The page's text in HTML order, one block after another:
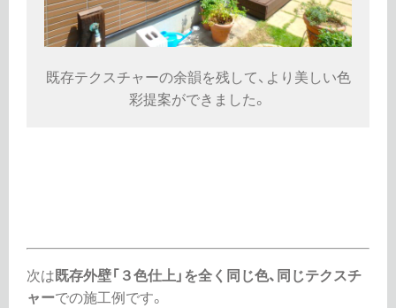
既存テクスチャーの余韻を残して、より美しい色
彩提案ができました。
次は既存外壁「３色仕上」を全く同じ色、同じテクスチ
ャーでの施工例です。